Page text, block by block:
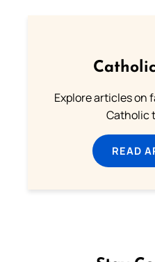
Explore articles on
Catholic
READ